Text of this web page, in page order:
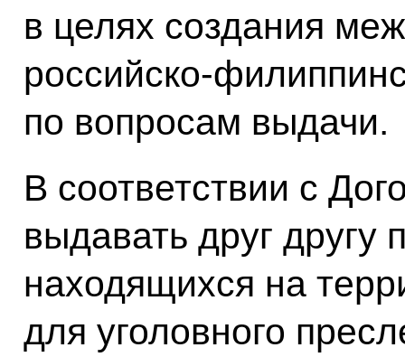
в целях создания
российско-
по вопросам выдачи.
В соответствии с
выдавать друг другу
находящихся на
для уголовного